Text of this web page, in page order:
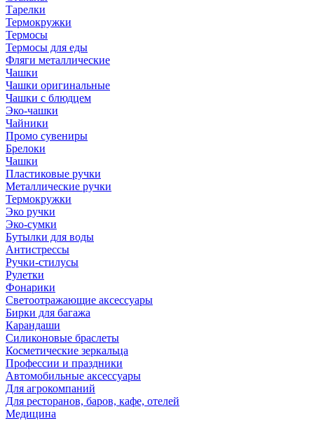
Тарелки
Термокружки
Термосы
Термосы для еды
Фляги металлические
Чашки
Чашки оригинальные
Чашки с блюдцем
Эко-чашки
Чайники
Промо сувениры
Брелоки
Чашки
Пластиковые ручки
Металлические ручки
Термокружки
Эко ручки
Эко-сумки
Бутылки для воды
Антистрессы
Ручки-стилусы
Рулетки
Фонарики
Светоотражающие аксессуары
Бирки для багажа
Карандаши
Силиконовые браслеты
Косметические зеркальца
Профессии и праздники
Автомобильные аксессуары
Для агрокомпаний
Для ресторанов, баров, кафе, отелей
Медицина